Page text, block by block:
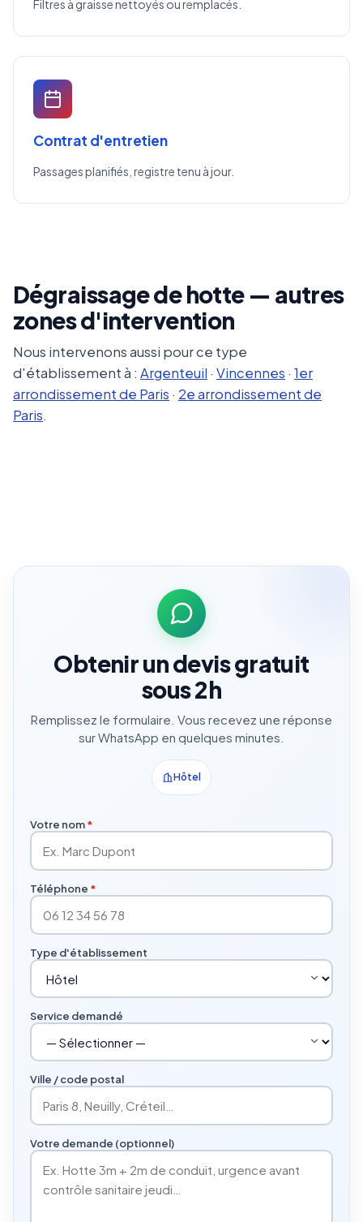
Filtres à graisse nettoyés ou remplacés.
Contrat d'entretien
Passages planifiés, registre tenu à jour.
Dégraissage de hotte — autres
zones d'intervention
Nous intervenons aussi pour ce type
d'établissement à : Argenteuil · Vincennes · 1er
arrondissement de Paris · 2e arrondissement de
Paris.
Obtenir un devis gratuit
sous 2h
Remplissez le formulaire. Vous recevez une réponse
sur WhatsApp en quelques minutes.
Hôtel
Votre nom*
Téléphone *
Type d'établissement
Service demandé
Ville / code postal
Votre demande (optionnel)